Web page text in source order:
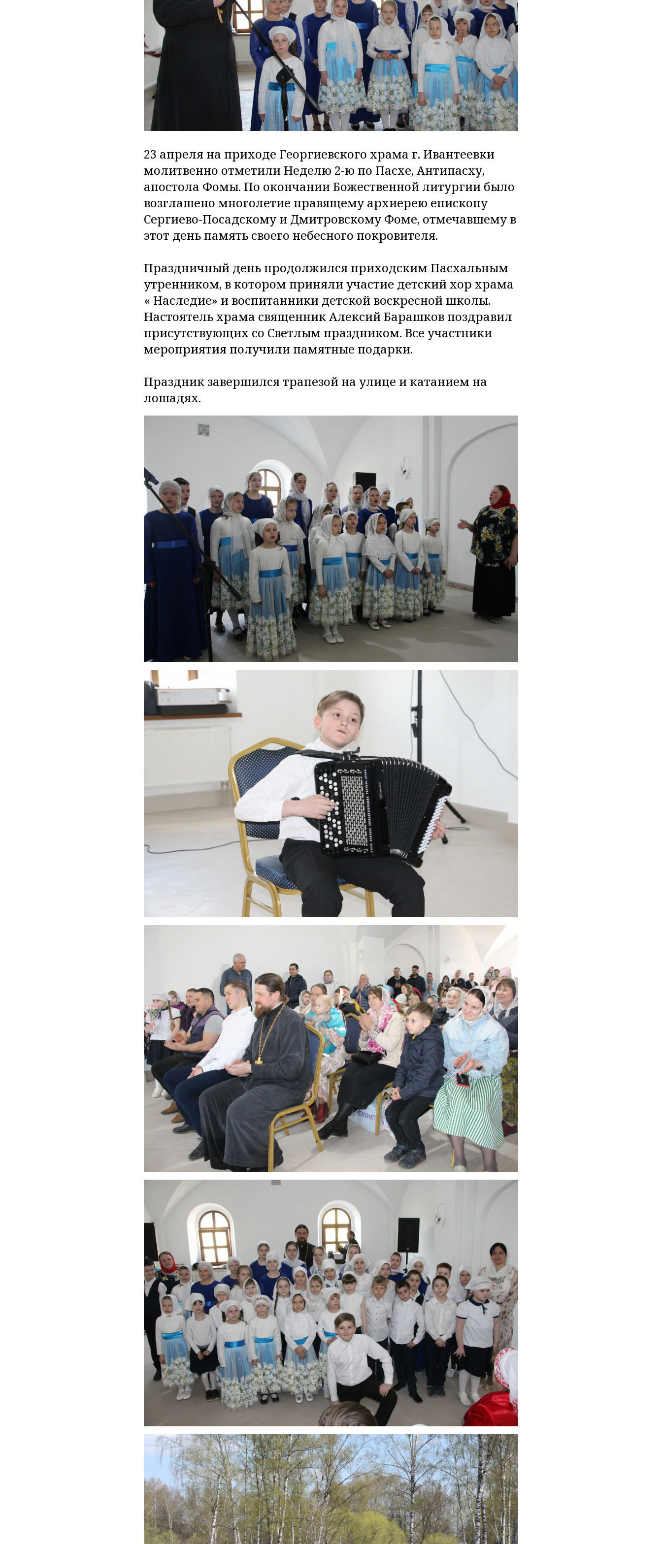
23 апреля на приходе Георгиевского храма г. Ивантеевки
молитвенно отметили Неделю 2-ю по Пасхе, Антипасху,
апостола Фомы. По окончании Божественной литургии было
возглашено многолетие правящему архиерею епископу
Сергиево-Посадскому и Дмитровскому Фоме, отмечавшему в
этот день память своего небесного покровителя.
Праздничный день продолжился приходским Пасхальным
утренником, в котором приняли участие детский хор храма
« Наследие» и воспитанники детской воскресной школы.
Настоятель храма священник Алексий Барашков поздравил
присутствующих со Светлым праздником. Все участники
мероприятия получили памятные подарки.
Праздник завершился трапезой на улице и катанием на
лошадях.